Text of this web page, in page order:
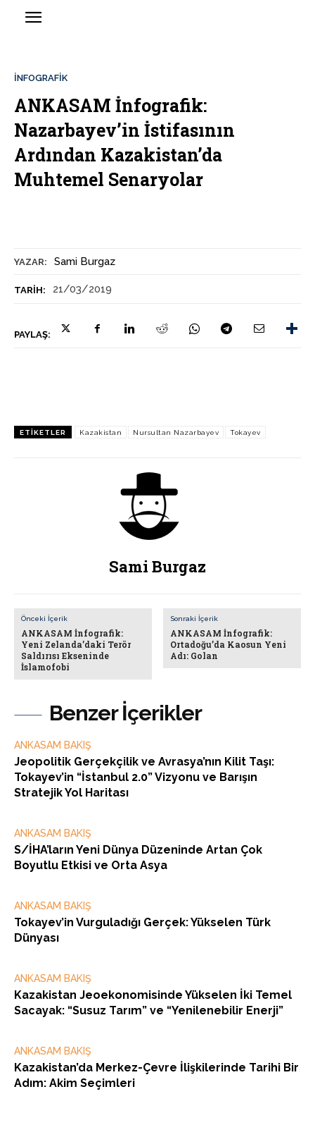
YAZAR: Sami Burgaz
TARIH: 21/03/2019
PAYLAŞ:
İNFOGRAFIK
ANKASAM İnfografik:
Nazarbayev’in İstifasının
Ardından Kazakistan’da
Muhtemel Senaryolar
Benzer İçerikler
ANKASAM BAKIŞ
Jeopolitik Gerçekçilik ve Avrasya’nın Kilit Taşı:
Tokayev’in “İstanbul 2.0” Vizyonu ve Barışın
Stratejik Yol Haritası
ANKASAM BAKIŞ
S/İHA’ların Yeni Dünya Düzeninde Artan Çok
Boyutlu Etkisi ve Orta Asya
ANKASAM BAKIŞ
Tokayev’in Vurguladığı Gerçek: Yükselen Türk
Dünyası
ANKASAM BAKIŞ
Kazakistan Jeoekonomisinde Yükselen İki Temel
Sacayak: “Susuz Tarım” ve “Yenilenebilir Enerji”
ANKASAM BAKIŞ
Kazakistan’da Merkez-Çevre İlişkilerinde Tarihi Bir
Adım: Akim Seçimleri
ETIKETLER Kazakistan Nursultan Nazarbayev Tokayev
Sami Burgaz
Önceki İçerik
ANKASAM İnfografik:
Yeni Zelanda’daki Terör
Saldırısı Ekseninde
İslamofobi
Sonraki İçerik
ANKASAM İnfografik:
Ortadoğu’da Kaosun Yeni
Adı: Golan